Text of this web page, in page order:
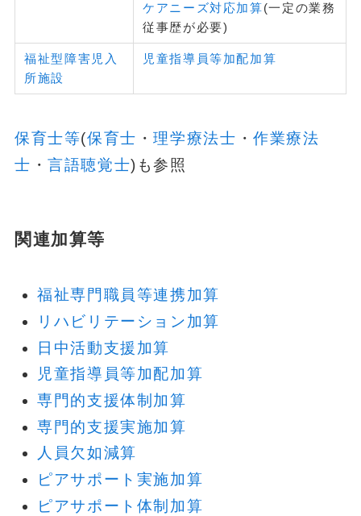
ケアニーズ対応加算(一定の業務
従事歴が必要)
福祉型障害児入
所施設
児童指導員等加配加算
保育士等(保育士 ・理学療法士 ・作業療法
士 ・言語聴覚士)も参照
関連加算等
福祉専門職員等連携加算
リハビリテーション加算
日中活動支援加算
児童指導員等加配加算
専門的支援体制加算
専門的支援実施加算
人員欠如減算
ピアサポート実施加算
ピアサポート体制加算